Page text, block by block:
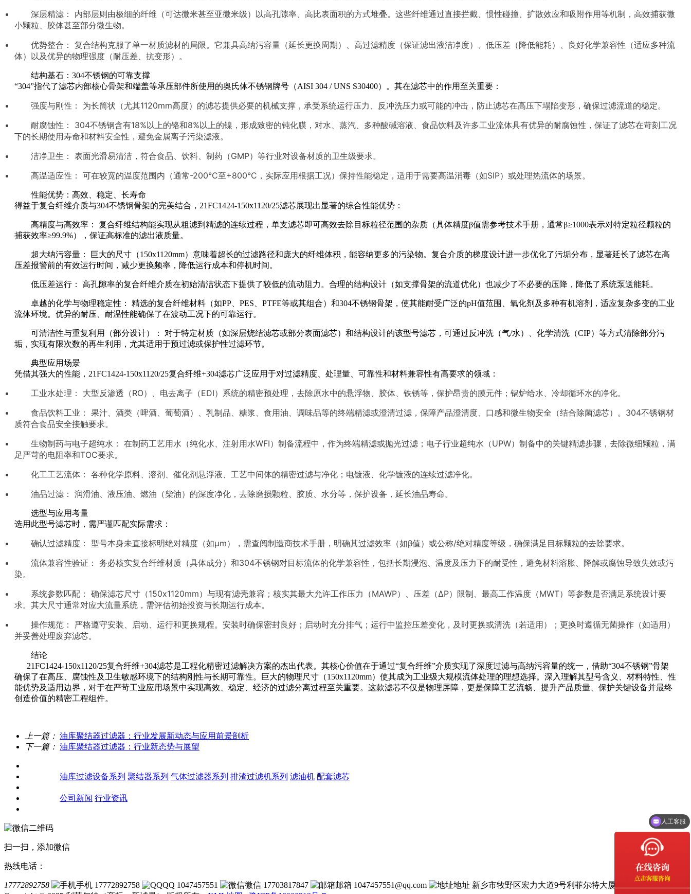
深层精滤： 内部层则由极细的纤维（可达微米甚至亚微米级）以高孔隙率、高比表面积的方式堆叠。这些纤维通过直接拦截、惯性碰撞、扩散效应和吸附作用等机制，高效捕获微
小颗粒、胶体甚至部分微生物。
优势整合： 复合结构克服了单一材质滤材的局限。它兼具高纳污容量（延长更换周期）、高过滤精度（保证滤出液洁净度）、低压差（降低能耗）、良好化学兼容性（适应多种流
体）以及优异的物理强度（耐压差、抗变形）。
结构基石：304不锈钢的可靠支撑
“304”指代了滤芯内部核心骨架和端盖等承压部件所使用的奥氏体不锈钢牌号（AISI 304 / UNS S30400）。其在滤芯中的作用至关重要：
强度与刚性： 为长筒状（尤其1120mm高度）的滤芯提供必要的机械支撑，承受系统运行压力、反冲洗压力或可能的冲击，防止滤芯在高压下塌陷变形，确保过滤流道的稳定。
耐腐蚀性： 304不锈钢含有18%以上的铬和8%以上的镍，形成致密的钝化膜，对水、蒸汽、多种酸碱溶液、食品饮料及许多工业流体具有优异的耐腐蚀性，保证了滤芯在苛刻工况
下的长期使用寿命和材料安全性，避免金属离子污染滤液。
洁净卫生： 表面光滑易清洁，符合食品、饮料、制药（GMP）等行业对设备材质的卫生级要求。
高温适应性： 可在较宽的温度范围内（通常-200°C至+800°C，实际应用根据工况）保持性能稳定，适用于需要高温消毒（如SIP）或处理热流体的场景。
性能优势：高效、稳定、长寿命
得益于复合纤维介质与304不锈钢骨架的完美结合，21FC1424-150x1120/25滤芯展现出显著的综合性能优势：
高精度与高效率： 复合纤维结构能实现从粗滤到精滤的连续过程，单支滤芯即可高效去除目标粒径范围的杂质（具体精度β值需参考技术手册，通常β≥1000表示对特定粒径颗粒的
捕获效率≥99.9%），保证高标准的滤出液质量。
超大纳污容量： 巨大的尺寸（150x1120mm）意味着超长的过滤路径和庞大的纤维体积，能容纳更多的污染物。复合介质的梯度设计进一步优化了污垢分布，显著延长了滤芯在高
压差报警前的有效运行时间，减少更换频率，降低运行成本和停机时间。
低压差运行： 高孔隙率的复合纤维介质在初始清洁状态下提供了较低的流动阻力。合理的结构设计（如支撑骨架的流道优化）也减少了不必要的压降，降低了系统泵送能耗。
卓越的化学与物理稳定性： 精选的复合纤维材料（如PP、PES、PTFE等或其组合）和304不锈钢骨架，使其能耐受广泛的pH值范围、氧化剂及多种有机溶剂，适应复杂多变的工业
流体环境。优异的耐压、耐温性能确保了在波动工况下的可靠运行。
可清洁性与重复利用（部分设计）： 对于特定材质（如深层烧结滤芯或部分表面滤芯）和结构设计的该型号滤芯，可通过反冲洗（气/水）、化学清洗（CIP）等方式清除部分污
垢，实现有限次数的再生利用，尤其适用于预过滤或保护性过滤环节。
典型应用场景
凭借其强大的性能，21FC1424-150x1120/25复合纤维+304滤芯广泛应用于对过滤精度、处理量、可靠性和材料兼容性有高要求的领域：
工业水处理： 大型反渗透（RO）、电去离子（EDI）系统的精密预处理，去除原水中的悬浮物、胶体、铁锈等，保护昂贵的膜元件；锅炉给水、冷却循环水的净化。
食品饮料工业： 果汁、酒类（啤酒、葡萄酒）、乳制品、糖浆、食用油、调味品等的终端精滤或澄清过滤，保障产品澄清度、口感和微生物安全（结合除菌滤芯）。304不锈钢材
质符合食品安全接触要求。
生物制药与电子超纯水： 在制药工艺用水（纯化水、注射用水WFI）制备流程中，作为终端精滤或抛光过滤；电子行业超纯水（UPW）制备中的关键精滤步骤，去除微细颗粒，满
足严苛的电阻率和TOC要求。
化工工艺流体： 各种化学原料、溶剂、催化剂悬浮液、工艺中间体的精密过滤与净化；电镀液、化学镀液的连续过滤净化。
油品过滤： 润滑油、液压油、燃油（柴油）的深度净化，去除磨损颗粒、胶质、水分等，保护设备，延长油品寿命。
选型与应用考量
选用此型号滤芯时，需严谨匹配实际需求：
确认过滤精度： 型号本身未直接标明绝对精度（如μm），需查阅制造商技术手册，明确其过滤效率（如β值）或公称/绝对精度等级，确保满足目标颗粒的去除要求。
流体兼容性验证： 务必核实复合纤维材质（具体成分）和304不锈钢对目标流体的化学兼容性，包括长期浸泡、温度及压力下的耐受性，避免材料溶胀、降解或腐蚀导致失效或污
染。
系统参数匹配： 确保滤芯尺寸（150x1120mm）与现有滤壳兼容；核实其最大允许工作压力（MAWP）、压差（ΔP）限制、最高工作温度（MWT）等参数是否满足系统设计要
求。其大尺寸通常对应大流量系统，需评估初始投资与长期运行成本。
操作规范： 严格遵守安装、启动、运行和更换规程。安装时确保密封良好；启动时充分排气；运行中监控压差变化，及时更换或清洗（若适用）；更换时遵循无菌操作（如适用）
并妥善处理废弃滤芯。
结论
21FC1424-150x1120/25复合纤维+304滤芯是工程化精密过滤解决方案的杰出代表。其核心价值在于通过“复合纤维”介质实现了深度过滤与高纳污容量的统一，借助“304不锈钢”骨架
确保了在高压、腐蚀性及卫生敏感环境下的结构刚性与长期可靠性。巨大的物理尺寸（150x1120mm）使其成为工业级大规模流体处理的理想选择。深入理解其型号含义、材料特性、性
能优势及适用边界，对于在严苛工业应用场景中实现高效、稳定、经济的过滤分离过程至关重要。这款滤芯不仅是物理屏障，更是保障工艺流畅、提升产品质量、保护关键设备并最终
创造价值的精密工程组件。
上一篇： 油库聚结器过滤器：行业发展新动态与应用前景剖析
下一篇： 油库聚结器过滤器：行业新态势与展望
油库过滤设备系列 聚结器系列 气体过滤器系列 排渣过滤机系列 滤油机 配套滤芯
公司新闻 行业资讯
扫一扫，添加微信
热线电话：
17772892758 手机 17772892758 QQ 1047457551 微信 17703817847 邮箱 1047457551@qq.com
地址 新乡市牧野区宏力大道9号利菲尔特大厦
人工客服